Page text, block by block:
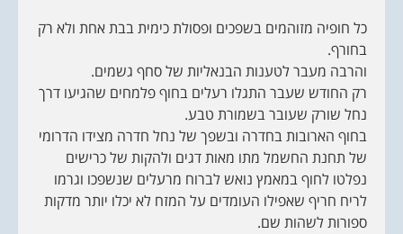
כל חופיה מזוהמים בשפכים ופסולת כימית בבת אחת ולא רק
בחורף.
והרבה מעבר לטענות הבנאליות של סחף גשמים.
רק החודש שעבר התגלו רעלים בחוף פלמחים שהגיעו דרך
נחל שורק שעובר בשמורת טבע.
בחוף הארובות בחדרה ובשפך של נחל חדרה מצידו הדרומי
של תחנת החשמל מתו מאות דגים ולהקות של כרישים
נפלטו לחוף במאמץ נואש לברוח מרעלים שנשפכו וגרמו
לריח חריף שאפילו העומדים על המזח לא יכלו יותר מדקות
ספורות לשהות שם.